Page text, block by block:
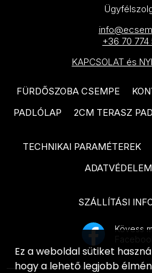
DOMINO Tempre Grey
DOMINO Bonella
DOMINO Woodbrille
DOMINO Margot Blue
DOMINO Burano Green
DOMINO Gris
DOMINO Tempre Beige
DOMINO Micare
MAINZU Trinity termékcsalád
MAINZU Travertine
MAINZU Via Augusta
UNDEFASA Diverso
CERSANIT Pine Wood
CERSANIT Finwood
CERSANIT Royalwood
CERSANIT Birch Wood
CERSANIT Serenity
CERSANIT Chesterwood
+36 70 774
KAPCSOLAT és
FÜRDŐSZOBA CSEMPE
PADLÓLAP
2CM TERASZ
TECHNIKAI PARAMÉTEREK
ADATVÉDELEM
SZÁLLÍTÁSI
Kövess
Ez a weboldal sütiket
hogy a lehető legjobb